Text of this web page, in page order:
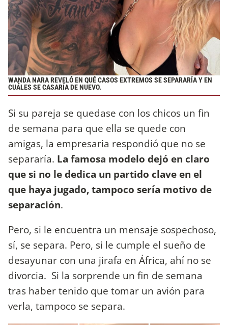
WANDA NARA REVELÓ EN QUÉ CASOS EXTREMOS SE SEPARARÍA Y EN
CUÁLES SE CASARÍA DE NUEVO.
Si su pareja se quedase con los chicos un fin
de semana para que ella se quede con
amigas, la empresaria respondió que no se
separaría. La famosa modelo dejó en claro
que si no le dedica un partido clave en el
que haya jugado, tampoco sería motivo de
separación.
Pero, si le encuentra un mensaje sospechoso,
sí, se separa. Pero, si le cumple el sueño de
desayunar con una jirafa en África, ahí no se
divorcia. Si la sorprende un fin de semana
tras haber tenido que tomar un avión para
verla, tampoco se separa.